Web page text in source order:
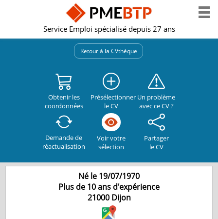
Service Emploi spécialisé depuis 27 ans
Retour à la CVthèque
Obtenir les
coordonnées
Présélectionner
le CV
Un problème
avec ce CV ?
Demande de
réactualisation
Voir votre
sélection
Partager
le CV
Né le 19/07/1970
Plus de 10 ans d'expérience
21000 Dijon